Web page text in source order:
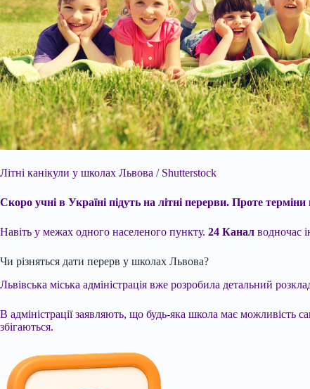
Літні канікули у школах Львова / Shutterstock
Скоро учні в Україні підуть на літні перерви. Проте терміни
Навіть у межах одного населеного пункту. 24 Канал водночас
Чи різняться дати перерв у школах Львова?
Львівська міська адміністрація вже розробила детальний
В адміністрації заявляють, що будь-яка школа має можливість
збігаються.